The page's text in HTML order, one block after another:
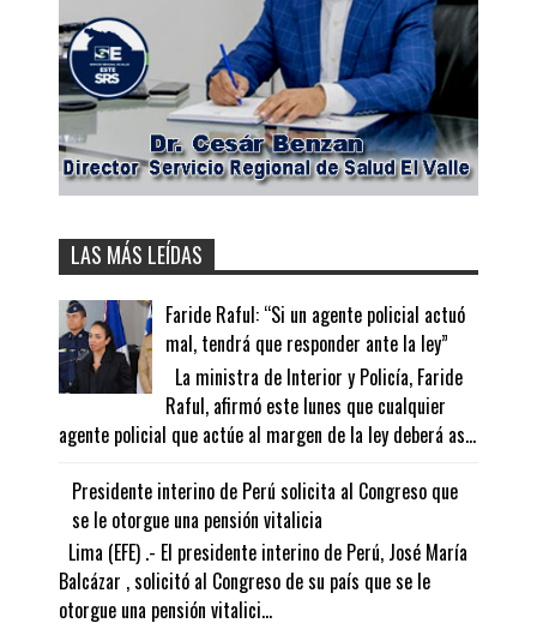
LAS MÁS LEÍDAS
Faride Raful: “Si un agente policial actuó
mal, tendrá que responder ante la ley”
La ministra de Interior y Policía, Faride
Raful, afirmó este lunes que cualquier
agente policial que actúe al margen de la ley deberá as...
Presidente interino de Perú solicita al Congreso que
se le otorgue una pensión vitalicia
Lima (EFE) .- El presidente interino de Perú, José María
Balcázar , solicitó al Congreso de su país que se le
otorgue una pensión vitalici...